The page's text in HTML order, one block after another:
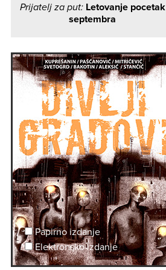
Prijatelj za put: Letovanje pocetak
septembra
Papirno izdanje
Elektronsko izdanje